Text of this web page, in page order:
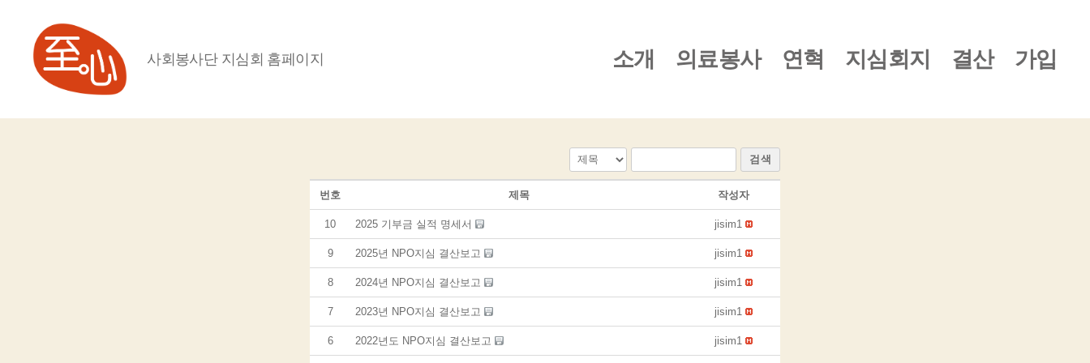
지
사회봉사단 지심회 홈페이지 소개 의료봉사 연혁 지심회지 결산 가입
검색
번호 제목 작성자
10 2025 기부금 실적 명세서 jisim1
9 2025년 NPO지심 결산보고 jisim1
8 2024년 NPO지심 결산보고 jisim1
7 2023년 NPO지심 결산보고 jisim1
6 2022년도 NPO지심 결산보고 jisim1